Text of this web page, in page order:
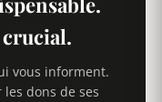
vous informent.
dons de ses